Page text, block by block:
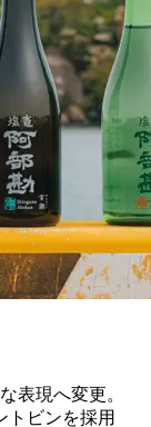
表現へ変更。
トビンを採用